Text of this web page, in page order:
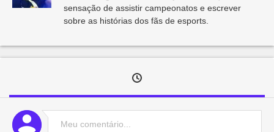
sensação de assistir campeonatos e escrever
sobre as histórias dos fãs de esports.